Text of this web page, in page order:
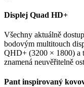
Displej Quad HD+
Všechny aktuálně
bodovým multitouch
QHD+ (3200 × 1800) a
znamená neuvěřitelně
Pant inspirovaný